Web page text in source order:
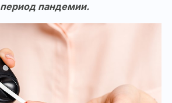
период пандемии.